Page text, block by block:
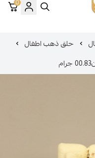
0
حلق ذهب اطفال